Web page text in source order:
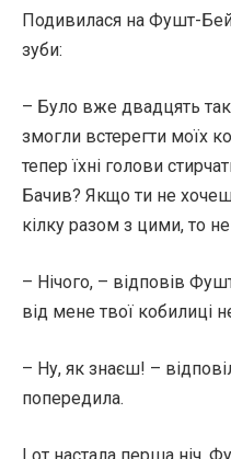
Подивилася на Фушт-
зуби:
– Було вже двадцять
змогли встерегти моїх
тепер їхні голови
Бачив? Якщо ти не
кілку разом з цими, то
– Нічого, – відповів
від мене твої кобилиці
– Ну, як знаєш! –
попередила.